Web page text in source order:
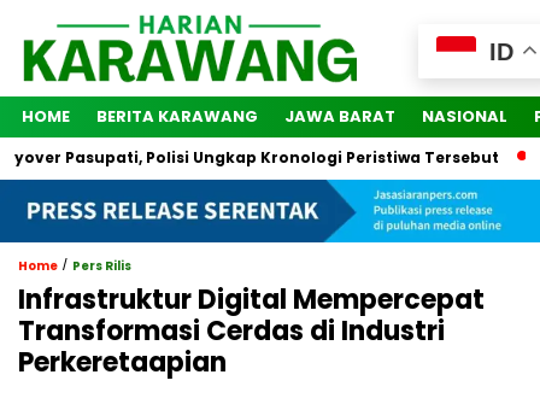
HOME BERITA KARAWANG JAWA BARAT NASIONAL
Polisi Ungkap Kronologi Peristiwa Tersebut 2
Home / Pers Rilis
Infrastruktur Digital Mempercepat
Transformasi Cerdas di Industri
Perkeretaapian
ID